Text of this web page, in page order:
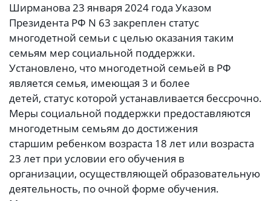
Ширманова 23 января 2024 года Указом
Президента РФ N 63 закреплен статус
многодетной семьи с целью оказания таким
семьям мер социальной поддержки.
Установлено, что многодетной семьей в РФ
является семья, имеющая 3 и более
детей, статус которой устанавливается бессрочно.
Меры социальной поддержки предоставляются
многодетным семьям до достижения
старшим ребенком возраста 18 лет или возраста
23 лет при условии его обучения в
организации, осуществляющей образовательную
деятельность, по очной форме обучения.